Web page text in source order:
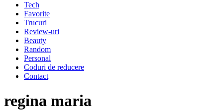
Tech
Favorite
Trucuri
Review-uri
Beauty
Random
Personal
Coduri de reducere
Contact
regina maria